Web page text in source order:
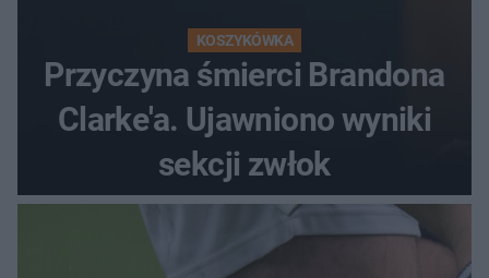
KOSZYKÓWKA
Przyczyna śmierci Brandona
Clarke'a. Ujawniono wyniki
sekcji zwłok